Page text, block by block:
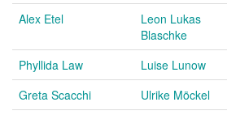
Alex Etel
Leon Lukas
Blaschke
Phyllida Law Luise Lunow
Greta Scacchi
Ulrike Möckel